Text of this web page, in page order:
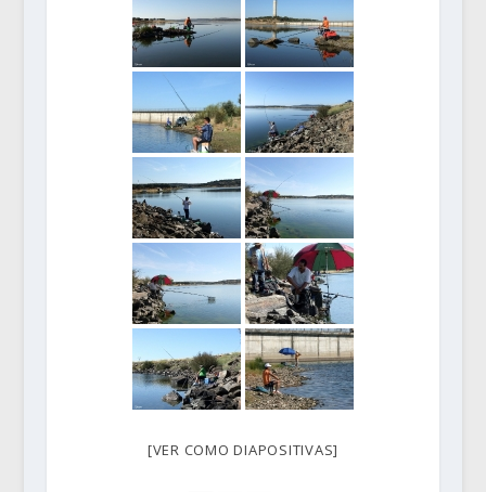
[VER COMO DIAPOSITIVAS]